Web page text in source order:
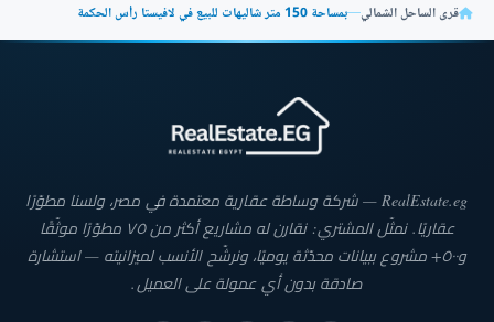
قرى الساحل الشمالي—بمساحة 150 متر شاليهات للبيع في لافيستا رأس الحكمة
RealEstate.eg — شركة وساطة عقارية معتمدة في مصر، ولسنا مطوّرًا
عقاريًا. نمثّل المشتري: نقارن له مشاريع أكثر من ٧٥ مطوّرًا موثّقًا
و٥٠٠+ مشروع ببيانات محدّثة يوميًا، ونرشّح الأنسب لميزانيته — استشارة
صادقة بدون أي عمولة على العميل.